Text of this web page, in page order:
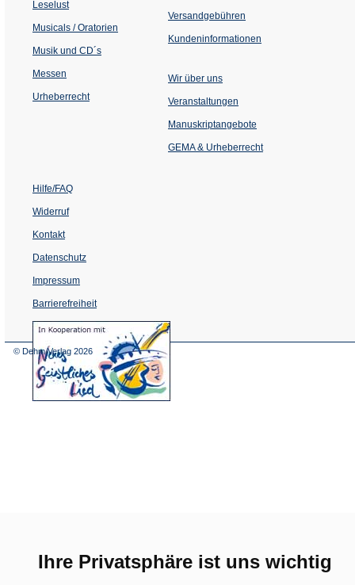
Ihre Privatsphäre ist uns wichtig
Leselust
Musicals / Oratorien
Musik und CD´s
Messen
Urheberrecht
Versandgebühren
Kundeninformationen
Wir über uns
Veranstaltungen
einem
Tab)
Manuskriptangebote
GEMA & Urheberrecht
Hilfe/FAQ
Widerruf
Kontakt
Datenschutz
Impressum
Barrierefreiheit
(Öffnet
in
© Dehm Verlag 2026